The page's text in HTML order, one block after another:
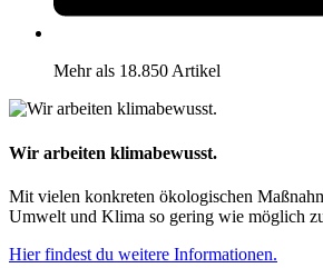
Mehr als 18.850 Artikel
Wir arbeiten klimabewusst.
Mit vielen konkreten ökologischen
Umwelt und Klima so gering wie möglich
Hier findest du weitere Informationen.